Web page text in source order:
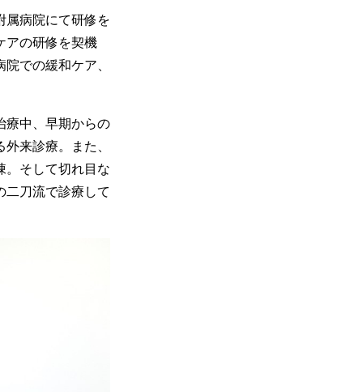
属病院にて研修を
アの研修を契機
での緩和ケア、
療中、早期からの
来診療。また、
。そして切れ目な
刀流で診療して